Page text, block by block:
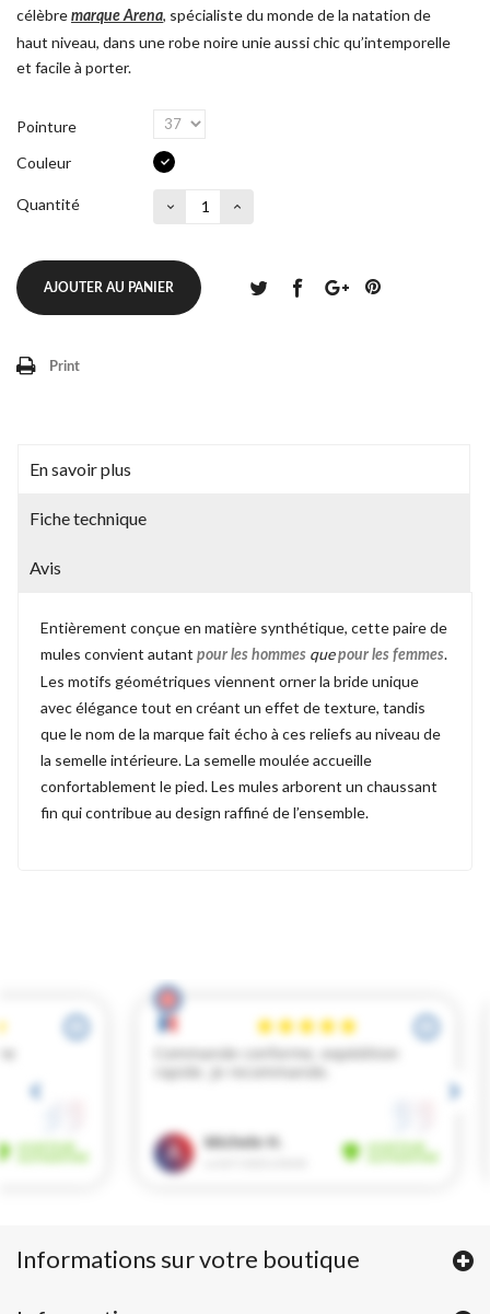
célèbre marque Arena, spécialiste du monde de la natation de
haut niveau, dans une robe noire unie aussi chic qu’intemporelle
et facile à porter.
Pointure
Couleur
Quantité
AJOUTER AU PANIER
Print
En savoir plus
Fiche technique
Avis
Entièrement conçue en matière synthétique, cette paire de
mules convient autant pour les hommes quepour les femmes.
Les motifs géométriques viennent orner la bride unique
avec élégance tout en créant un effet de texture, tandis
que le nom de la marque fait écho à ces reliefs au niveau de
la semelle intérieure. La semelle moulée accueille
confortablement le pied. Les mules arborent un chaussant
fin qui contribue au design raffiné de l’ensemble.
Informations sur votre boutique